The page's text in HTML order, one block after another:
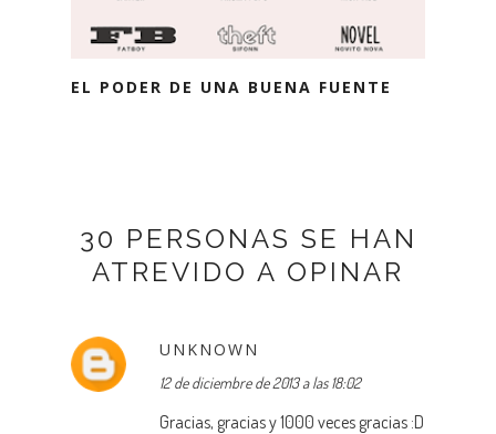
EL PODER DE UNA BUENA FUENTE
30 PERSONAS SE HAN
ATREVIDO A OPINAR
UNKNOWN
12 de diciembre de 2013 a las 18:02
Gracias, gracias y 1000 veces gracias :D